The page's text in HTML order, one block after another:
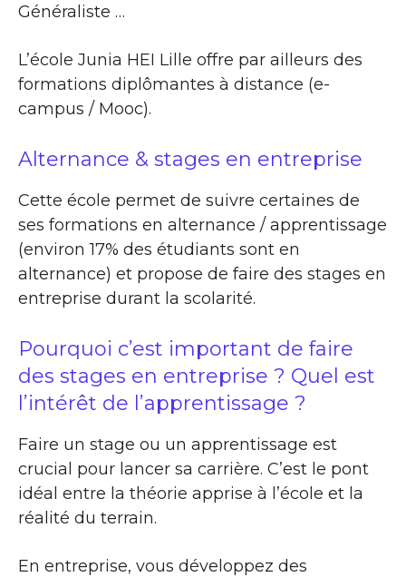
Généraliste …
L’école Junia HEI Lille offre par ailleurs des
formations diplômantes à distance (e-
campus / Mooc).
Alternance & stages en entreprise
Cette école permet de suivre certaines de
ses formations en alternance / apprentissage
(environ 17% des étudiants sont en
alternance) et propose de faire des stages en
entreprise durant la scolarité.
Pourquoi c’est important de faire
des stages en entreprise ? Quel est
l’intérêt de l’apprentissage ?
Faire un stage ou un apprentissage est
crucial pour lancer sa carrière. C’est le pont
idéal entre la théorie apprise à l’école et la
réalité du terrain.
En entreprise, vous développez des